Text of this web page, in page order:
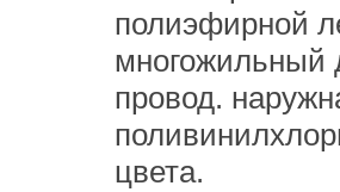
полиэфирной
многожильный
провод.
цвета.